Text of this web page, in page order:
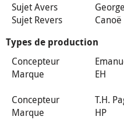
Sujet Avers
Sujet Revers
Types de production
Concepteur
Marque
EH
Concepteur
T.H.
Marque
HP